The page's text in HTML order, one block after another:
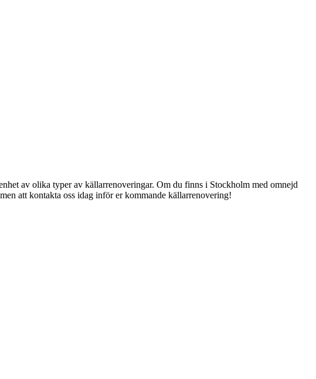
av olika typer av källarrenoveringar. Om du finns i Stockholm med omnejd
att kontakta oss idag inför er kommande källarrenovering!